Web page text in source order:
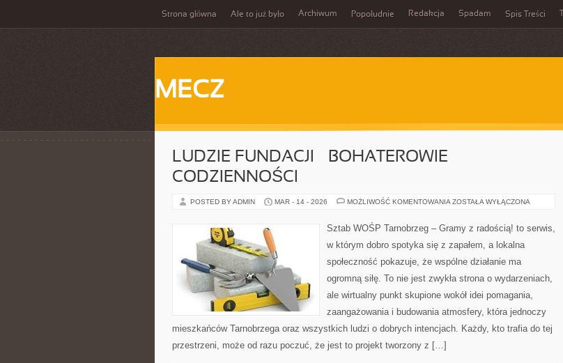
Strona główna Ale to już było Archiwum Popołudnie Redakcja Spadam Spis Treści
MECZ
LUDZIE FUNDACJI – BOHATEROWIE
CODZIENNOŚCI
POSTED BY ADMIN MAR - 14 - 2026 MOŻLIWOŚĆ KOMENTOWANIA LUDZIE
BOHATEROWIE
CODZIENNOŚCI
ZOSTAŁA WYŁĄCZONA
Sztab WOŚP Tarnobrzeg – Gramy z radością! to serwis,
w którym dobro spotyka się z zapałem, a lokalna
społeczność pokazuje, że wspólne działanie ma
ogromną siłę. To nie jest zwykła strona o wydarzeniach,
ale wirtualny punkt skupione wokół idei pomagania,
zaangażowania i budowania atmosfery, która jednoczy
mieszkańców Tarnobrzega oraz wszystkich ludzi o dobrych intencjach. Każdy, kto trafia do tej
przestrzeni, może od razu poczuć, że jest to projekt tworzony z […]